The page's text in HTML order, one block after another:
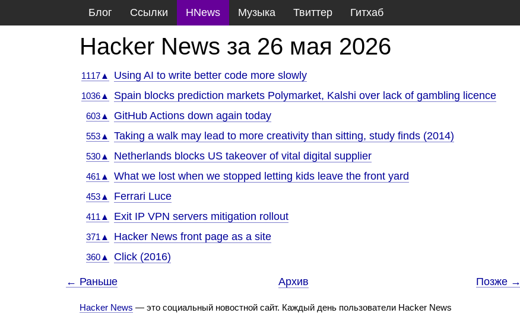
Блог Ссылки HNews Музыка Твиттер Гитхаб
Hacker News за 26 мая 2026
1117▲ Using AI to write better code more slowly
1036▲ Spain blocks prediction markets Polymarket, Kalshi over lack of gambling licence
603▲ GitHub Actions down again today
553▲ Taking a walk may lead to more creativity than sitting, study finds (2014)
530▲ Netherlands blocks US takeover of vital digital supplier
461▲ What we lost when we stopped letting kids leave the front yard
453▲ Ferrari Luce
411▲ Exit IP VPN servers mitigation rollout
371▲ Hacker News front page as a site
360▲ Click (2016)
← Раньше Архив Позже →
Hacker News — это социальный новостной сайт. Каждый день пользователи Hacker News